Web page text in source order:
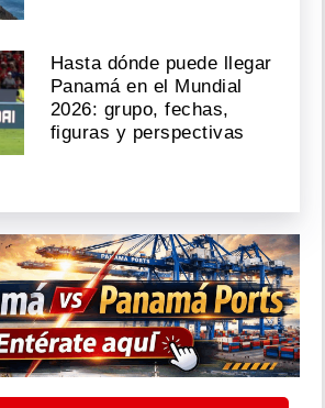
Hasta dónde puede llegar
Panamá en el Mundial
2026: grupo, fechas,
figuras y perspectivas